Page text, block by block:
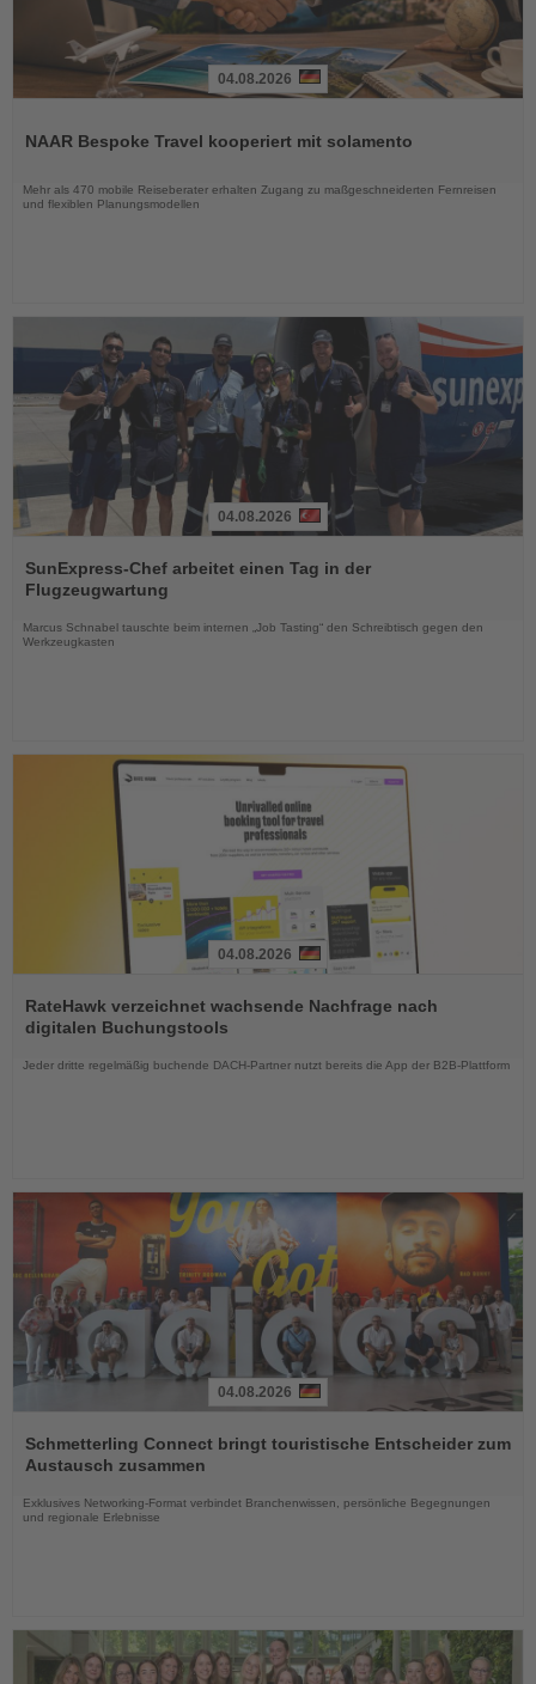
die
04.08.2026
NAAR Bespoke Travel kooperiert mit solamento
Mehr als 470 mobile Reiseberater erhalten Zugang zu maßgeschneiderten Fernreisen
und flexiblen Planungsmodellen
Sie
die
Nachrichten
04.08.2026
SunExpress-Chef arbeitet einen Tag in der
Flugzeugwartung
Marcus Schnabel tauschte beim internen „Job Tasting“ den Schreibtisch gegen den
Werkzeugkasten
Sie
die
Nachrichten
04.08.2026
RateHawk verzeichnet wachsende Nachfrage nach
digitalen Buchungstools
Jeder dritte regelmäßig buchende DACH-Partner nutzt bereits die App der B2B-Plattform
Sie
die
04.08.2026
Schmetterling Connect bringt touristische Entscheider zum
Austausch zusammen
Exklusives Networking-Format verbindet Branchenwissen, persönliche Begegnungen
und regionale Erlebnisse